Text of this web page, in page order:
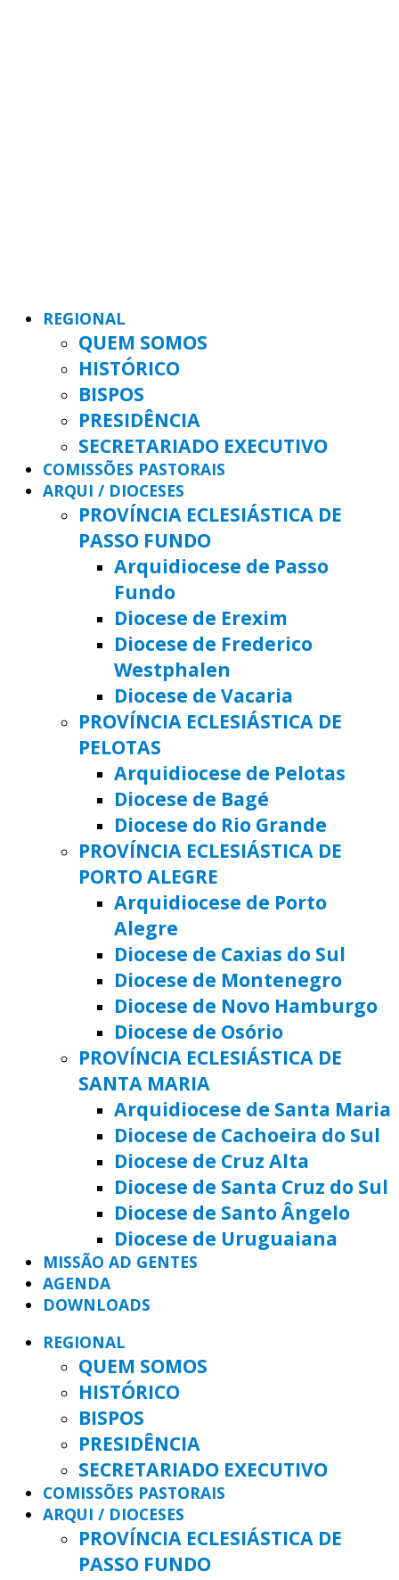
REGIONAL
QUEM SOMOS
HISTÓRICO
BISPOS
PRESIDÊNCIA
SECRETARIADO EXECUTIVO
COMISSÕES PASTORAIS
ARQUI / DIOCESES
PROVÍNCIA ECLESIÁSTICA DE
PASSO FUNDO
Arquidiocese de Passo
Fundo
Diocese de Erexim
Diocese de Frederico
Westphalen
Diocese de Vacaria
PROVÍNCIA ECLESIÁSTICA DE
PELOTAS
Arquidiocese de Pelotas
Diocese de Bagé
Diocese do Rio Grande
PROVÍNCIA ECLESIÁSTICA DE
PORTO ALEGRE
Arquidiocese de Porto
Alegre
Diocese de Caxias do Sul
Diocese de Montenegro
Diocese de Novo Hamburgo
Diocese de Osório
PROVÍNCIA ECLESIÁSTICA DE
SANTA MARIA
Arquidiocese de Santa Maria
Diocese de Cachoeira do Sul
Diocese de Cruz Alta
Diocese de Santa Cruz do Sul
Diocese de Santo Ângelo
Diocese de Uruguaiana
MISSÃO AD GENTES
AGENDA
DOWNLOADS
REGIONAL
QUEM SOMOS
HISTÓRICO
BISPOS
PRESIDÊNCIA
SECRETARIADO EXECUTIVO
COMISSÕES PASTORAIS
ARQUI / DIOCESES
PROVÍNCIA ECLESIÁSTICA DE
PASSO FUNDO